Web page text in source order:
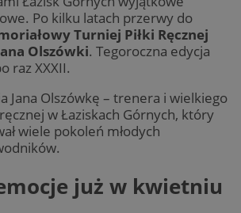
Po kilku latach przerwy do
Turniej Piłki Ręcznej
Olszówki. Tegoroczna edycja
raz XXXII.
Jana Olszówkę – trenera i wielkiego
w Łaziskach Górnych, który
wiele pokoleń młodych
już w kwietniu